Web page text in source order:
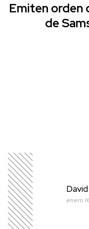
Emiten orden
de
enero